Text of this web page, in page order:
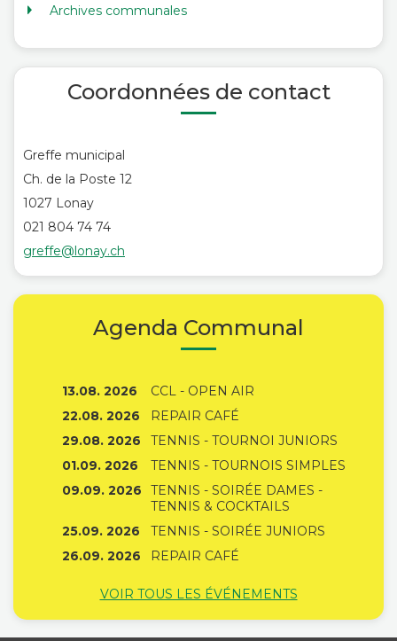
Archives communales
Coordonnées de contact
Greffe municipal
Ch. de la Poste 12
1027 Lonay
021 804 74 74
greffe@lonay.ch
Agenda Communal
13.08. 2026
CCL - OPEN AIR
22.08. 2026
REPAIR CAFÉ
29.08. 2026
TENNIS - TOURNOI JUNIORS
01.09. 2026
TENNIS - TOURNOIS SIMPLES
09.09. 2026
TENNIS - SOIRÉE DAMES -
TENNIS & COCKTAILS
25.09. 2026
TENNIS - SOIRÉE JUNIORS
26.09. 2026
REPAIR CAFÉ
VOIR TOUS LES ÉVÉNEMENTS